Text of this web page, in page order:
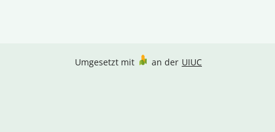
Umgesetzt mit an der UIUC